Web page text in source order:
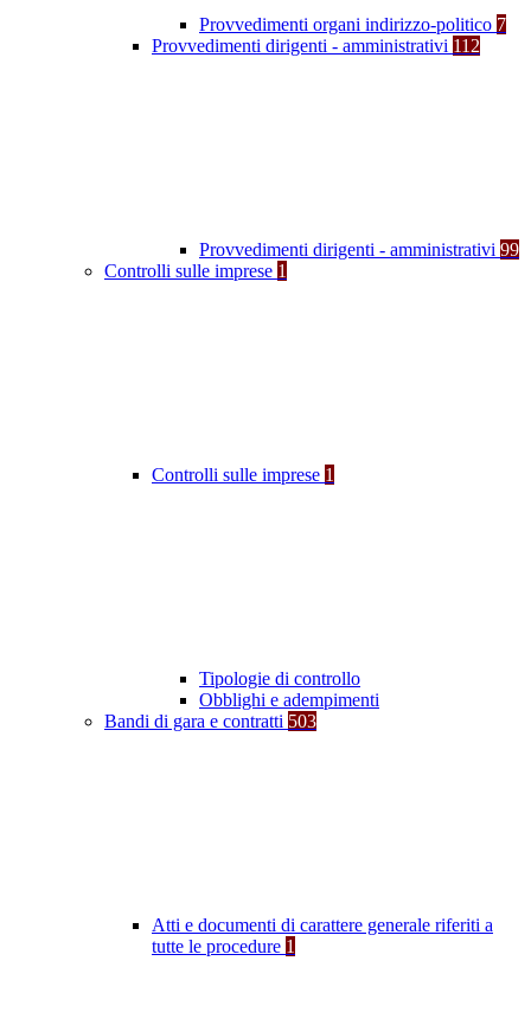
Provvedimenti organi indirizzo-politico 7
Provvedimenti dirigenti - amministrativi 112
Provvedimenti dirigenti - amministrativi 99
Controlli sulle imprese 1
Controlli sulle imprese 1
Tipologie di controllo
Obblighi e adempimenti
Bandi di gara e contratti 503
Atti e documenti di carattere generale riferiti a
tutte le procedure 1